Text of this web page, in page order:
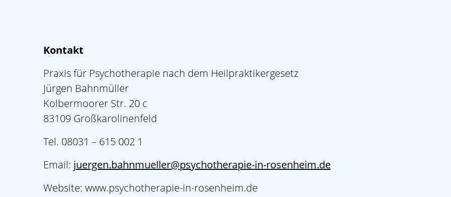
Kontakt
Praxis für Psychotherapie nach dem Heilpraktikergesetz
Jürgen Bahnmüller
Kolbermoorer Str. 20 c
83109 Großkarolinenfeld
Tel. 08031 – 615 002 1
Email: juergen.bahnmueller@psychotherapie-in-rosenheim.de
Website: www.psychotherapie-in-rosenheim.de